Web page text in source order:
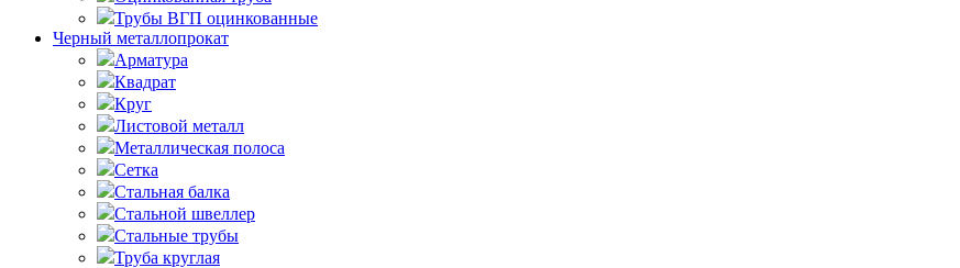
Трубы ВГП оцинкованные
Черный металлопрокат
Арматура
Квадрат
Круг
Листовой металл
Металлическая полоса
Сетка
Стальная балка
Стальной швеллер
Стальные трубы
Труба круглая